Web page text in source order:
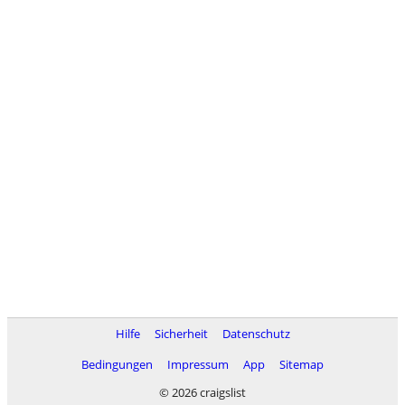
Hilfe Sicherheit
Datenschutz
Bedingungen
Impressum App
Sitemap
© 2026 craigslist